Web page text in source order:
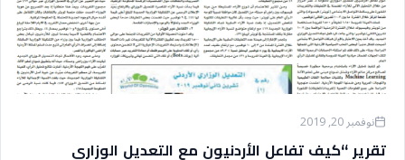
نوفمبر 20, 2019
تقرير “كيف تفاعل الأردنيون مع التعديل الوزاري